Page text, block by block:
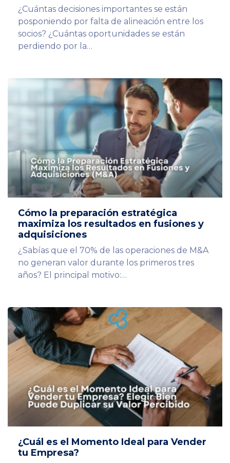
¿Cuántas decisiones importantes se están
posponiendo por falta de alineación entre los
socios? ¿Cuántas oportunidades se están
perdiendo por la…
Cómo la preparación estratégica
maximiza los resultados en fusiones y
adquisiciones
¿Sabías que el 70% de las operaciones de M&A
no generan valor durante los primeros tres
años? El principal motivo:…
¿Cuál es el Momento Ideal para Vender
tu Empresa?